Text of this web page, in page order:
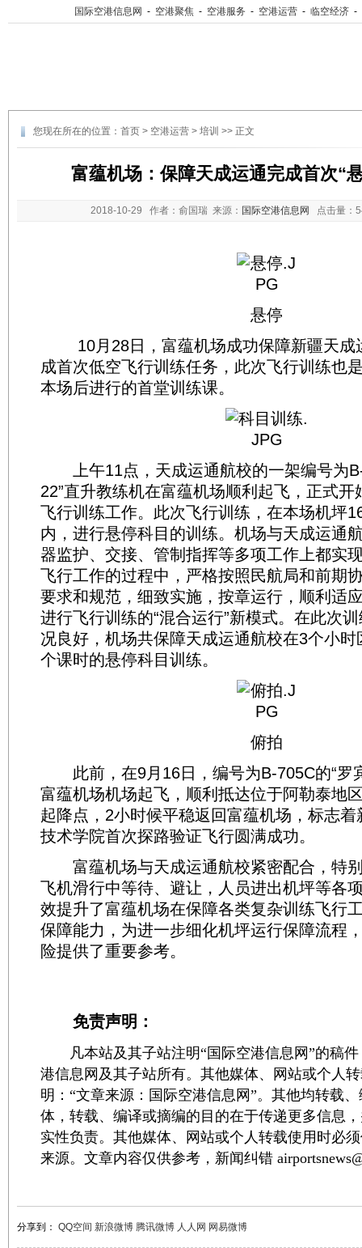
国际空港信息网 - 空港聚焦 - 空港服务 - 空港运营 - 临空经济 -
您现在所在的位置： 首页 > 空港运营 > 培训 >> 正文
富蕴机场：保障天成运通完成首次“
2018-10-29 作者：俞国瑞 来源： 国际空港信息网 点击量：
悬停
10月28日，富蕴机场成功保障新疆天成
成首次低空飞行训练任务，此次飞行训练也
本场后进行的首堂训练课。
上午11点，天成运通航校的一架编号为B-
22”直升教练机在富蕴机场顺利起飞，正式开
飞行训练工作。此次飞行训练，在本场机坪
内，进行悬停科目的训练。机场与天成运通
器监护、交接、管制指挥等多项工作上都实
飞行工作的过程中，严格按照民航局和前期
要求和规范，细致实施，按章运行，顺利适
进行飞行训练的“混合运行”新模式。在此次
况良好，机场共保障天成运通航校在3个小
个课时的悬停科目训练。
俯拍
此前，在9月16日，编号为B-705C的“罗
富蕴机场机场起飞，顺利抵达位于阿勒泰地
起降点，2小时候平稳返回富蕴机场，标志
技术学院首次探路验证飞行圆满成功。
富蕴机场与天成运通航校紧密配合，特
飞机滑行中等待、避让，人员进出机坪等各
效提升了富蕴机场在保障各类复杂训练飞行
保障能力，为进一步细化机坪运行保障流程
险提供了重要参考。
免责声明：
凡本站及其子站注明“国际空港信息网”的稿件
港信息网及其子站所有。其他媒体、网站或个人
明：“文章来源：国际空港信息网”。其他均转载
体，转载、编译或摘编的目的在于传递更多信息
实性负责。其他媒体、网站或个人转载使用时必
来源。文章内容仅供参考，新闻纠错
分享到： QQ空间 新浪微博 腾讯微博 人人网 网易微博